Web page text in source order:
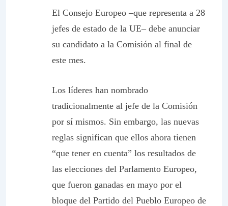
El Consejo Europeo –que representa a 28
jefes de estado de la UE– debe anunciar
su candidato a la Comisión al final de
este mes.
Los líderes han nombrado
tradicionalmente al jefe de la Comisión
por sí mismos. Sin embargo, las nuevas
reglas significan que ellos ahora tienen
“que tener en cuenta” los resultados de
las elecciones del Parlamento Europeo,
que fueron ganadas en mayo por el
bloque del Partido del Pueblo Europeo de